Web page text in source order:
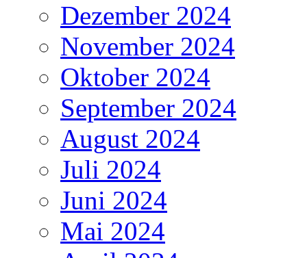
Dezember 2024
November 2024
Oktober 2024
September 2024
August 2024
Juli 2024
Juni 2024
Mai 2024